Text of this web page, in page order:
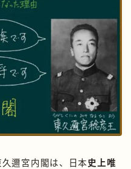
邇宮内閣は、日本史上唯